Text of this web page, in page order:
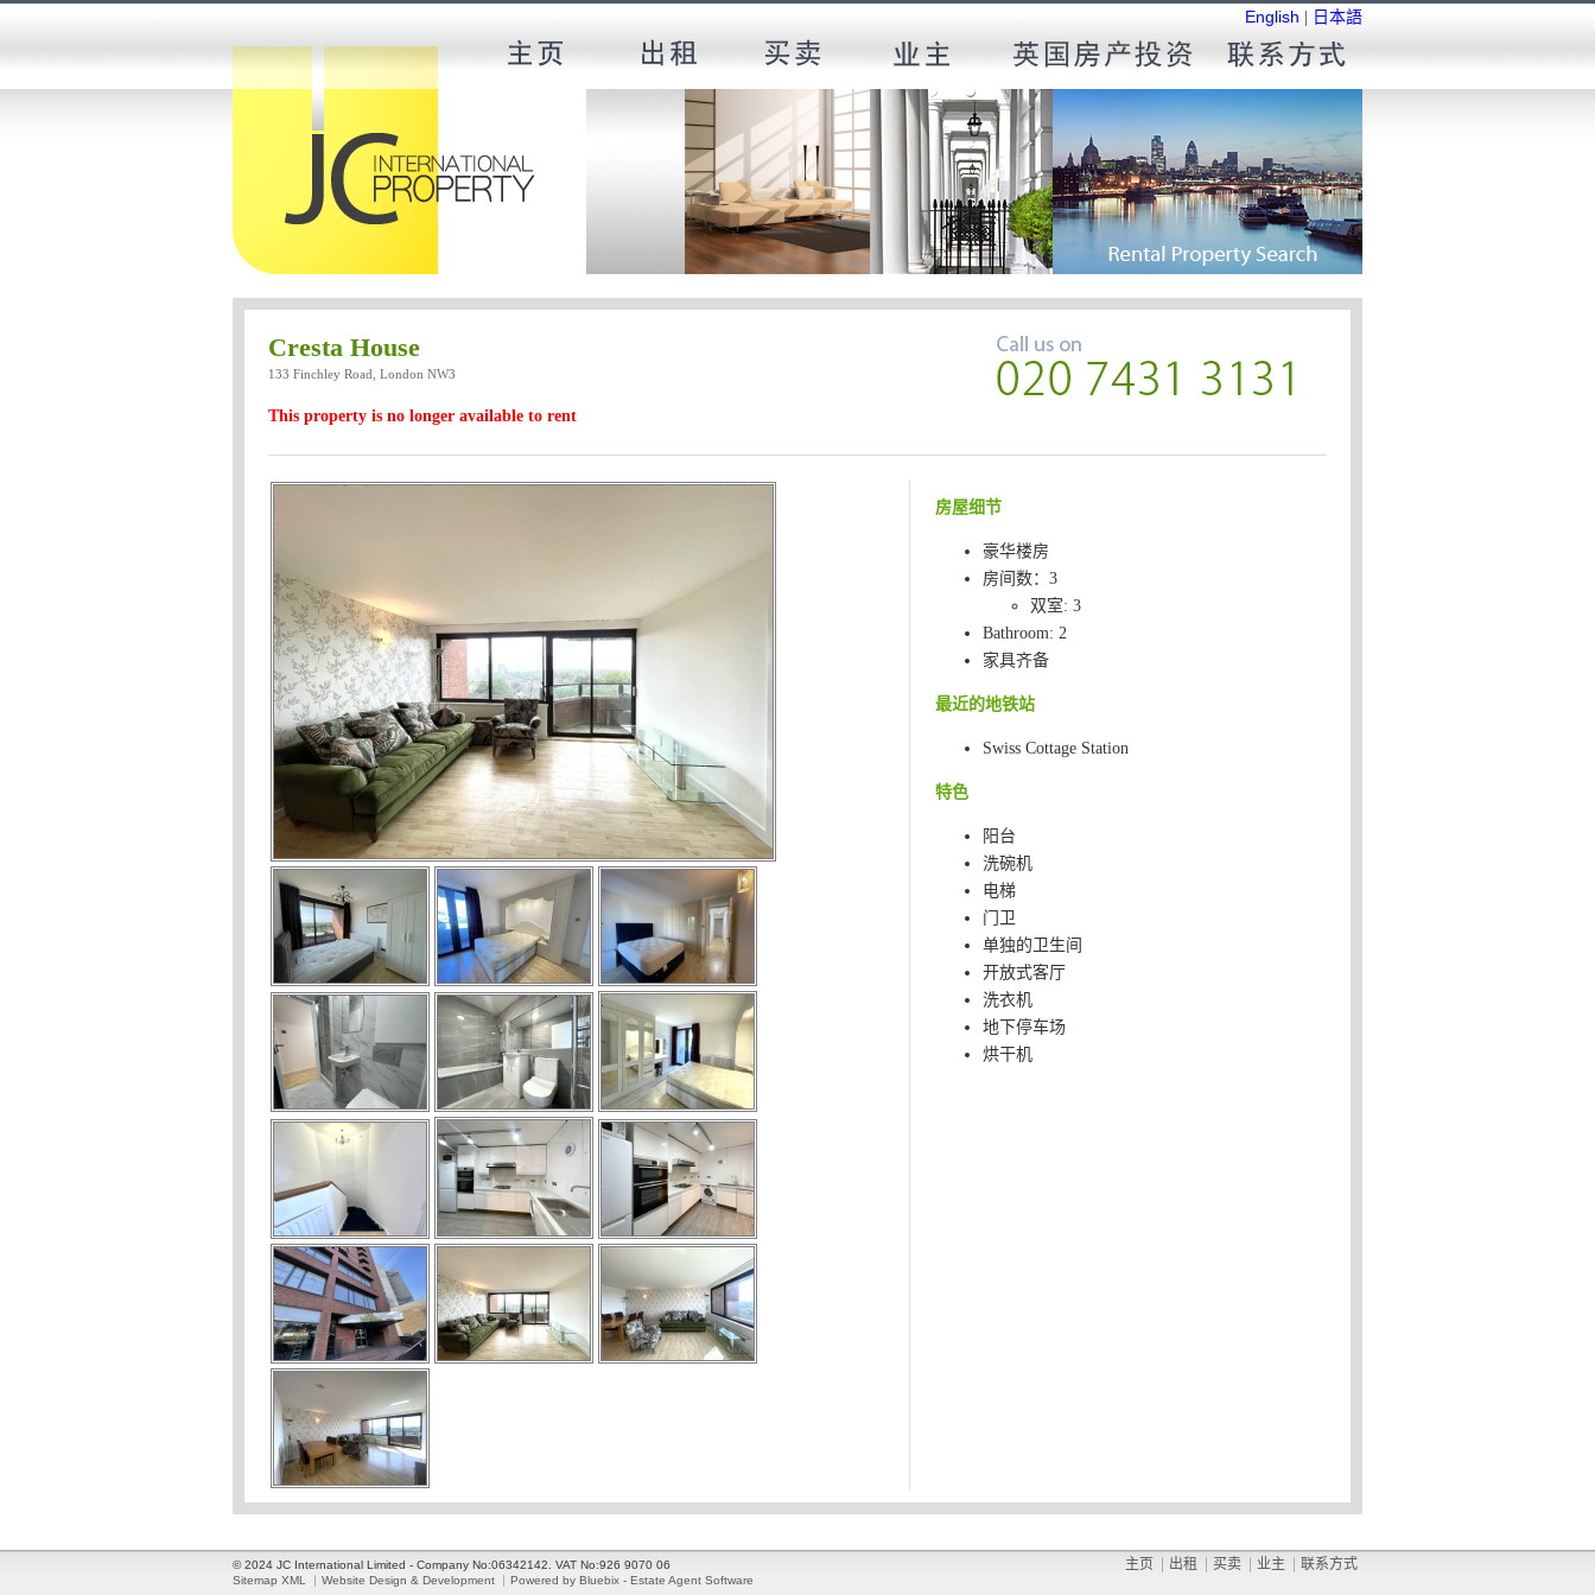
English 日本語
Cresta House
133 Finchley Road, London NW3
This property is no longer available to rent
房屋细节
豪华楼房
房间数：3
双室: 3
Bathroom: 2
家具齐备
最近的地铁站
Swiss Cottage Station
特色
阳台
洗碗机
电梯
门卫
单独的卫生间
开放式客厅
洗衣机
地下停车场
烘干机
© 2024 JC International Limited - Company No:06342142. VAT No:926 9070 06 主页 出租 买卖 业主 联系方式
Sitemap XML Website Design & Development Powered by Bluebix - Estate Agent Software